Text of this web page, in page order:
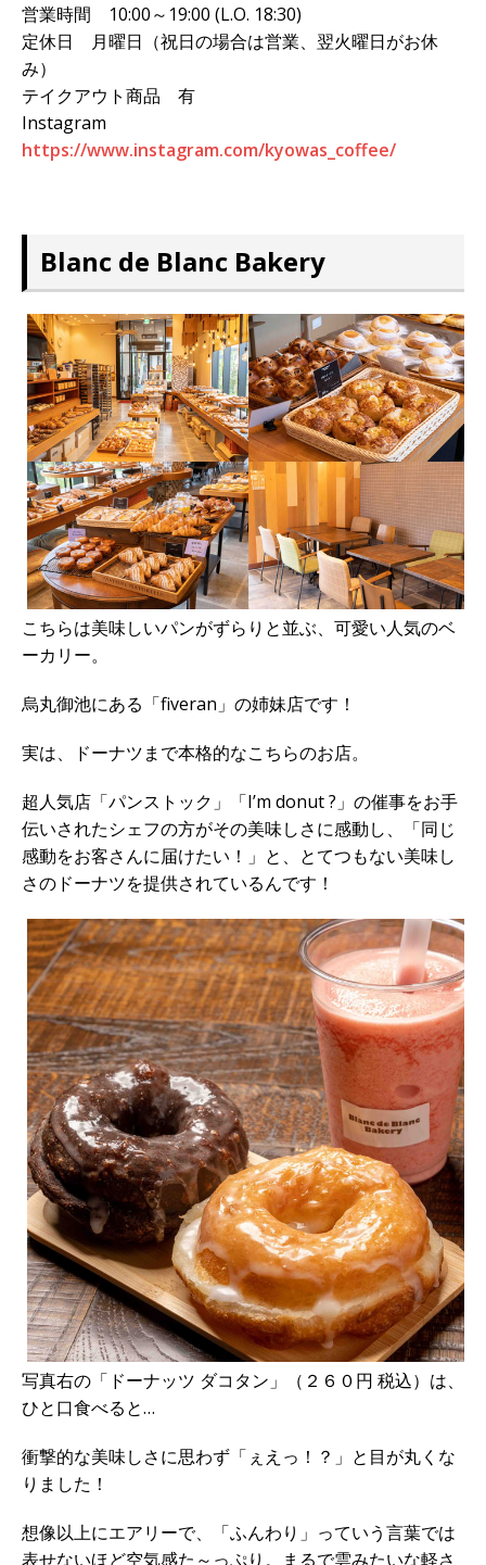
営業時間 10:00～19:00 (L.O. 18:30)
定休日 月曜日（祝日の場合は営業、翌火曜日がお休
み）
テイクアウト商品 有
Instagram
https://www.instagram.com/kyowas_coffee/
Blanc de Blanc Bakery
こちらは美味しいパンがずらりと並ぶ、可愛い人気のベ
ーカリー。
烏丸御池にある「fiveran」の姉妹店です！
実は、ドーナツまで本格的なこちらのお店。
超人気店「パンストック」「I’m donut ?」の催事をお手
伝いされたシェフの方がその美味しさに感動し、「同じ
感動をお客さんに届けたい！」と、とてつもない美味し
さのドーナツを提供されているんです！
写真右の「ドーナッツ ダコタン」（２６０円 税込）は、
ひと口食べると…
衝撃的な美味しさに思わず「ぇえっ！？」と目が丸くな
りました！
想像以上にエアリーで、「ふんわり」っていう言葉では
表せないほど空気感た～っぷり。まるで雲みたいな軽さ